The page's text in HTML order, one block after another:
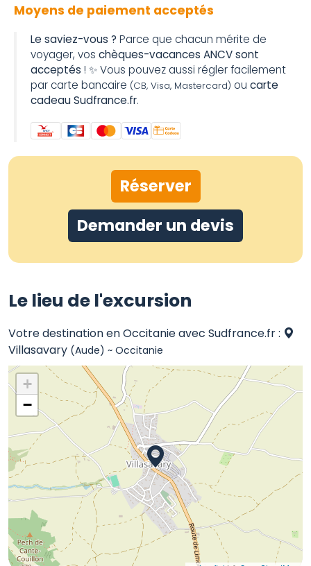
Moyens de paiement acceptés
Le saviez-vous ? Parce que chacun mérite de
voyager, voschèques-vacances ANCV sont
acceptés ! ✨ Vous pouvez aussi régler facilement
par carte bancaire (CB, Visa, Mastercard) oucarte
cadeau Sudfrance.fr.
Réserver
Demander un devis
Le lieu de l'excursion
Votre destination en Occitanie avec Sudfrance.fr :
Villasavary (Aude) ~ Occitanie
+
−